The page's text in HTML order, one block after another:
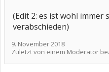
(Edit 2: es ist wohl immer
verabschieden)
9. November 2018
Zuletzt von einem Moderator